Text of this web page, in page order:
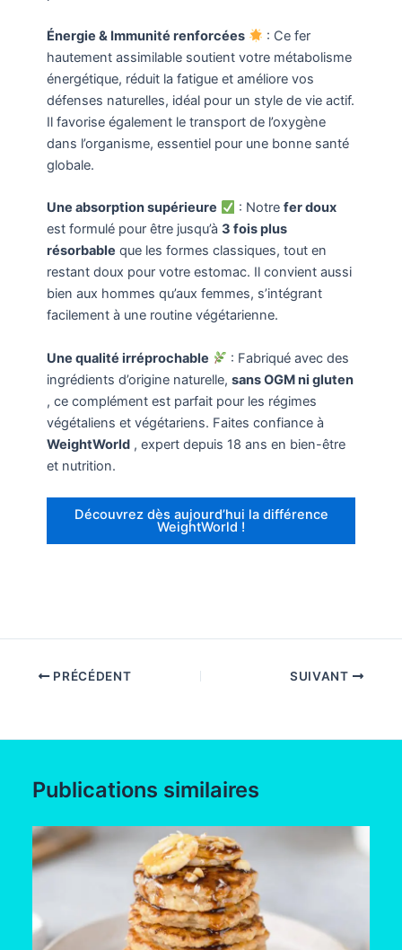
Énergie & Immunité renforcées
: Ce fer
hautement assimilable soutient votre métabolisme
énergétique, réduit la fatigue et améliore vos
défenses naturelles, idéal pour un style de vie actif.
Il favorise également le transport de l’oxygène
dans l’organisme, essentiel pour une bonne santé
globale.
Une absorption supérieure : Notrefer doux
est formulé pour être jusqu’à 3 fois plus
résorbable que les formes classiques, tout en
restant doux pour votre estomac. Il convient aussi
bien aux hommes qu’aux femmes, s’intégrant
facilement à une routine végétarienne.
Une qualité irréprochable
: Fabriqué avec des
ingrédients d’origine naturelle, sans OGM ni gluten
, ce complément est parfait pour les régimes
végétaliens et végétariens. Faites confiance à
WeightWorld, expert depuis 18 ans en bien-être
et nutrition.
Découvrez dès aujourd’hui la différence
WeightWorld !
PRÉCÉDENT SUIVANT
Publications similaires